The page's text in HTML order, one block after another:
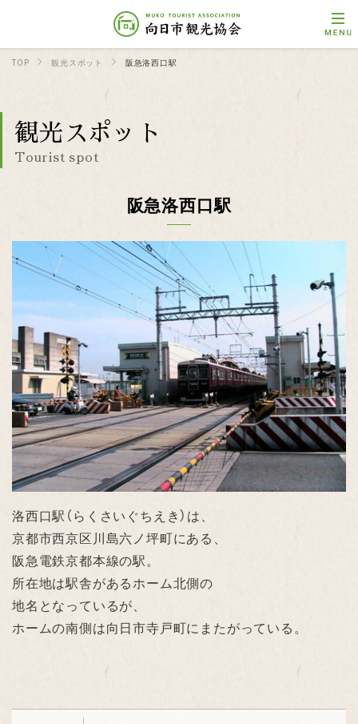
TOP 観光スポット 阪急洛西口駅
観光スポット
Tourist spot
阪急洛西口駅
洛西口駅（らくさいぐちえき）は、
京都市西京区川島六ノ坪町にある、
阪急電鉄京都本線の駅。
所在地は駅舎があるホーム北側の
地名となっているが、
ホームの南側は向日市寺戸町にまたがっている。